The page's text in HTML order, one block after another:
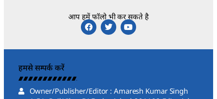
आप हमें फॉलो भी कर सकते है
हमसे सम्पर्क करें
Owner/Publisher/Editor : Amaresh Kumar Singh